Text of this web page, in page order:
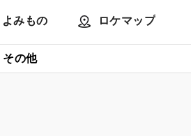
よみもの ロケマップ
その他